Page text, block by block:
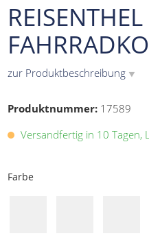
zur Produktbeschreibung ▼
Produktnummer: 17589
Versandfertig in 10 Tagen,
Farbe